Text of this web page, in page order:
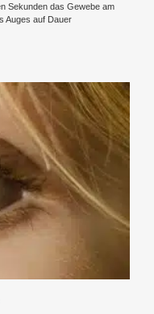
Sekunden das Gewebe am
Auges auf Dauer